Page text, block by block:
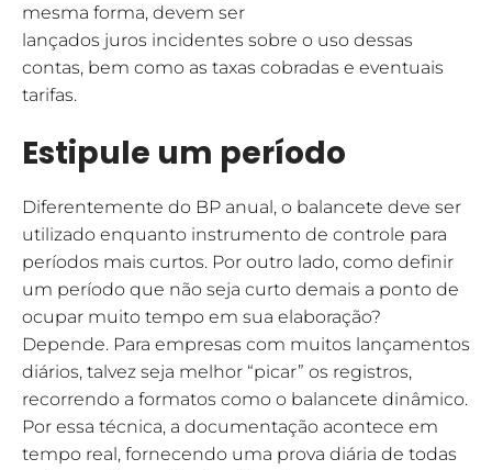
mesma forma, devem ser
lançados juros incidentes sobre o uso dessas
contas, bem como as taxas cobradas e eventuais
tarifas.
Estipule um período
Diferentemente do BP anual, o balancete deve ser
utilizado enquanto instrumento de controle para
períodos mais curtos. Por outro lado, como definir
um período que não seja curto demais a ponto de
ocupar muito tempo em sua elaboração?
Depende. Para empresas com muitos lançamentos
diários, talvez seja melhor “picar” os registros,
recorrendo a formatos como o balancete dinâmico.
Por essa técnica, a documentação acontece em
tempo real, fornecendo uma prova diária de todas